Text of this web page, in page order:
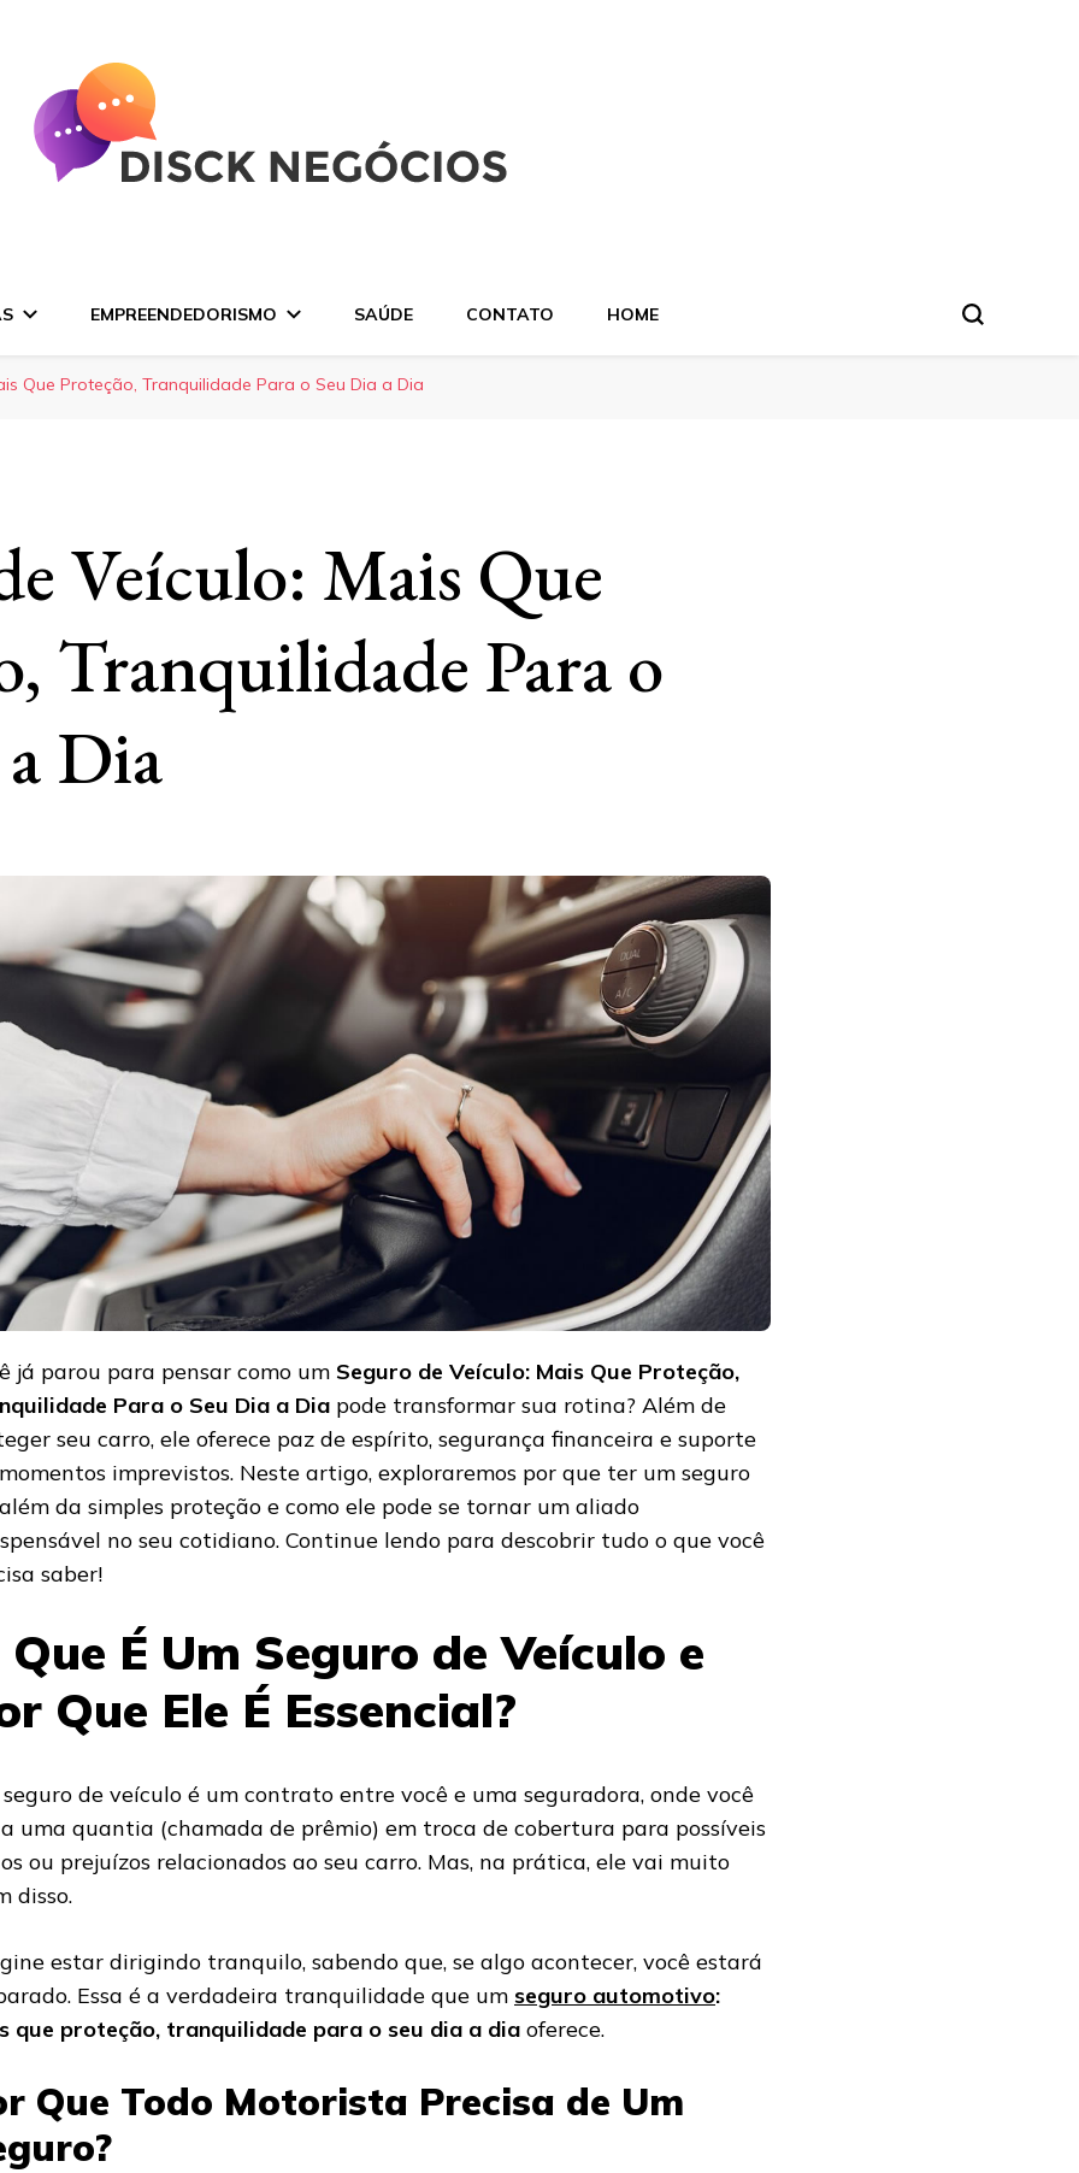
EMPREENDEDORISMO SAÚDE CONTATO HOME
Que Proteção, Tranquilidade Para o Seu Dia a Dia
Veículo: Mais Que
Tranquilidade Para o
Dia
já parou para pensar como um Seguro de Veículo: Mais Que Proteção,
Para o Seu Dia a Dia pode transformar sua rotina? Além de
seu carro, ele oferece paz de espírito, segurança financeira e suporte
imprevistos. Neste artigo, exploraremos por que ter um seguro
da simples proteção e como ele pode se tornar um aliado
no seu cotidiano. Continue lendo para descobrir tudo o que você
saber!
Que É Um Seguro de Veículo e
Que Ele É Essencial?
de veículo é um contrato entre você e uma seguradora, onde você
uma quantia (chamada de prêmio) em troca de cobertura para possíveis
ou prejuízos relacionados ao seu carro. Mas, na prática, ele vai muito
disso.
estar dirigindo tranquilo, sabendo que, se algo acontecer, você estará
Essa é a verdadeira tranquilidade que um seguro automotivo:
que proteção, tranquilidade para o seu dia a dia oferece.
Que Todo Motorista Precisa de Um